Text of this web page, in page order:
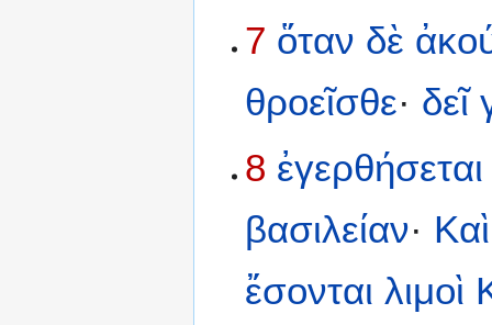
7 ὅταν δὲ
θροεῖσθε· δεῖ
8 ἐγερθήσεται
βασιλείαν· Καὶ
ἔσονται λιμοὶ